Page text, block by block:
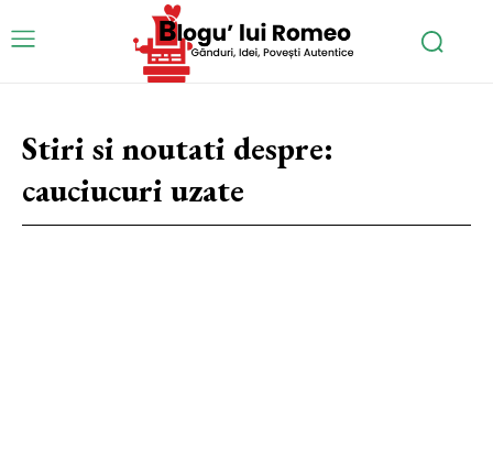
Stiri si noutati despre:
cauciucuri uzate